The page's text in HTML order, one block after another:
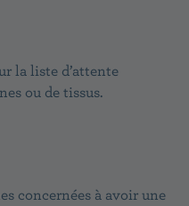
la liste d’attente
ou de tissus.
concernées à avoir une